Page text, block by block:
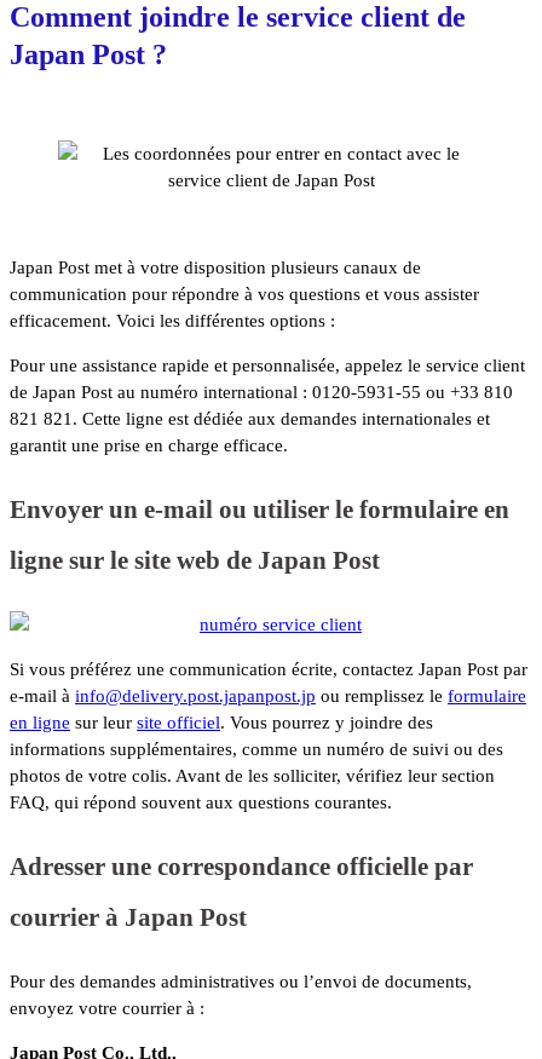
Comment joindre le service client de
Japan Post ?
Japan Post met à votre disposition plusieurs canaux de
communication pour répondre à vos questions et vous assister
efficacement. Voici les différentes options :
Pour une assistance rapide et personnalisée, appelez le service client
de Japan Post au numéro international : 0120-5931-55 ou +33 810
821 821. Cette ligne est dédiée aux demandes internationales et
garantit une prise en charge efficace.
Envoyer un e-mail ou utiliser le formulaire en
ligne sur le site web de Japan Post
Si vous préférez une communication écrite, contactez Japan Post par
e-mail à info@delivery.post.japanpost.jp ou remplissez le formulaire
en ligne sur leur site officiel. Vous pourrez y joindre des
informations supplémentaires, comme un numéro de suivi ou des
photos de votre colis. Avant de les solliciter, vérifiez leur section
FAQ, qui répond souvent aux questions courantes.
Adresser une correspondance officielle par
courrier à Japan Post
Pour des demandes administratives ou l’envoi de documents,
envoyez votre courrier à :
Japan Post Co., Ltd.,